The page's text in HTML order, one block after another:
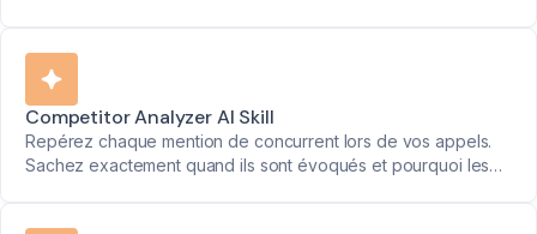
Competitor Analyzer AI Skill
Repérez chaque mention de concurrent lors de vos appels.
Sachez exactement quand ils sont évoqués et pourquoi les